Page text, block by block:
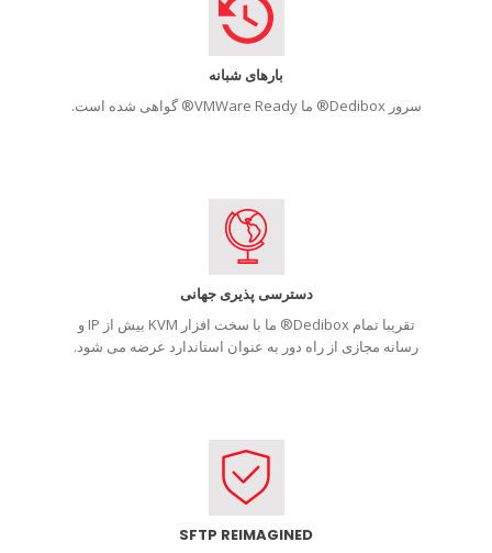
بارهای شبانه
سرور Dedibox® ما VMWare Ready® گواهی شده است.
دسترسی پذیری جهانی
تقریبا تمام Dedibox® ما با سخت افزار KVM بیش از IP و
رسانه مجازی از راه دور به عنوان استاندارد عرضه می شود.
SFTP REIMAGINED